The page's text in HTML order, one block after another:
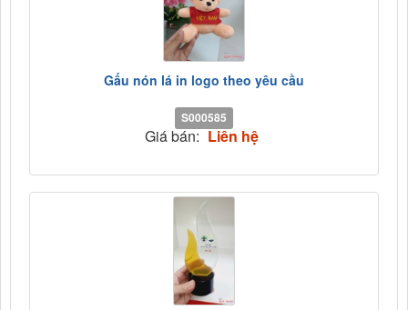
Gấu nón lá in logo theo yêu cầu
S000585
Giá bán: Liên hệ